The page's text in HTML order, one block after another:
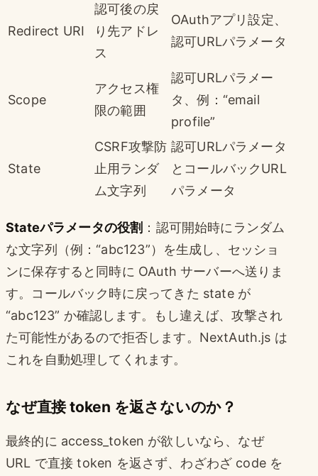
Redirect URI
認可後の戻
り先アドレ
ス
OAuthアプリ設定、
認可URLパラメータ
Scope
アクセス権
限の範囲
認可URLパラメー
タ、例：“email
profile”
State
CSRF攻撃防
止用ランダ
ム文字列
認可URLパラメータ
とコールバックURL
パラメータ
Stateパラメータの役割 ：認可開始時にランダム
な文字列（例：“abc123”）を生成し、セッショ
ンに保存すると同時に OAuth サーバーへ送りま
す。コールバック時に戻ってきた state が
“abc123” か確認します。もし違えば、攻撃され
た可能性があるので拒否します。NextAuth.js は
これを自動処理してくれます。
なぜ直接 token を返さないのか？
最終的に access_token が欲しいなら、なぜ
URL で直接 token を返さず、わざわざ code を